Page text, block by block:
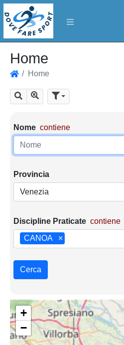
Home
Home
Cerca Mostra tutti i risultati
Parametri di ricerca
Nome contiene
Provincia
Venezia
Discipline Praticate contiene
×
CANOA
Cerca
+
−